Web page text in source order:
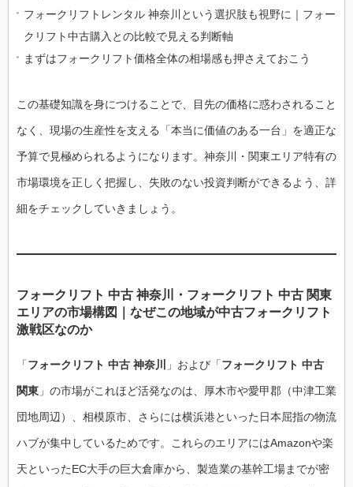
フォークリフトレンタル 神奈川という選択肢も視野に｜フォー
クリフト中古購入との比較で見える判断軸
まずはフォークリフト価格全体の相場感も押さえておこう
この基礎知識を身につけることで、目先の価格に惑わされること
なく、現場の生産性を支える「本当に価値のある一台」を適正な
予算で見極められるようになります。神奈川・関東エリア特有の
市場環境を正しく把握し、失敗のない投資判断ができるよう、詳
細をチェックしていきましょう。
フォークリフト 中古 神奈川・フォークリフト 中古 関東
エリアの市場構図｜なぜこの地域が中古フォークリフト
激戦区なのか
「フォークリフト 中古 神奈川 」および「フォークリフト 中古
関東 」の市場がこれほど活発なのは、厚木市や愛甲郡（中津工業
団地周辺）、相模原市、さらには横浜港といった日本屈指の物流
ハブが集中しているためです。これらのエリアにはAmazonや楽
天といったEC大手の巨大倉庫から、製造業の基幹工場までが密